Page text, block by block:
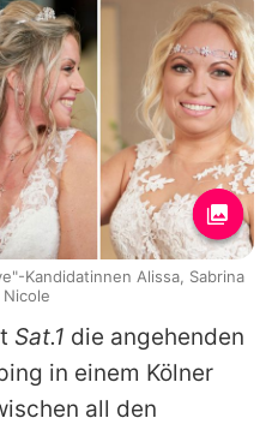
Sat.1 die angehenden
in einem Kölner
all den
Kandidatinnen Alissa, Sabrina